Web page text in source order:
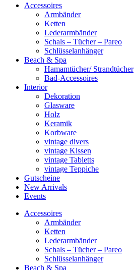
Accessoires
Armbänder
Ketten
Lederarmbänder
Schals – Tücher – Pareo
Schlüsselanhänger
Beach & Spa
Hamamtücher/ Strandtücher
Bad-Accessoires
Interior
Dekoration
Glasware
Holz
Keramik
Korbware
vintage divers
vintage Kissen
vintage Tabletts
vintage Teppiche
Gutscheine
New Arrivals
Events
Accessoires
Armbänder
Ketten
Lederarmbänder
Schals – Tücher – Pareo
Schlüsselanhänger
Beach & Spa